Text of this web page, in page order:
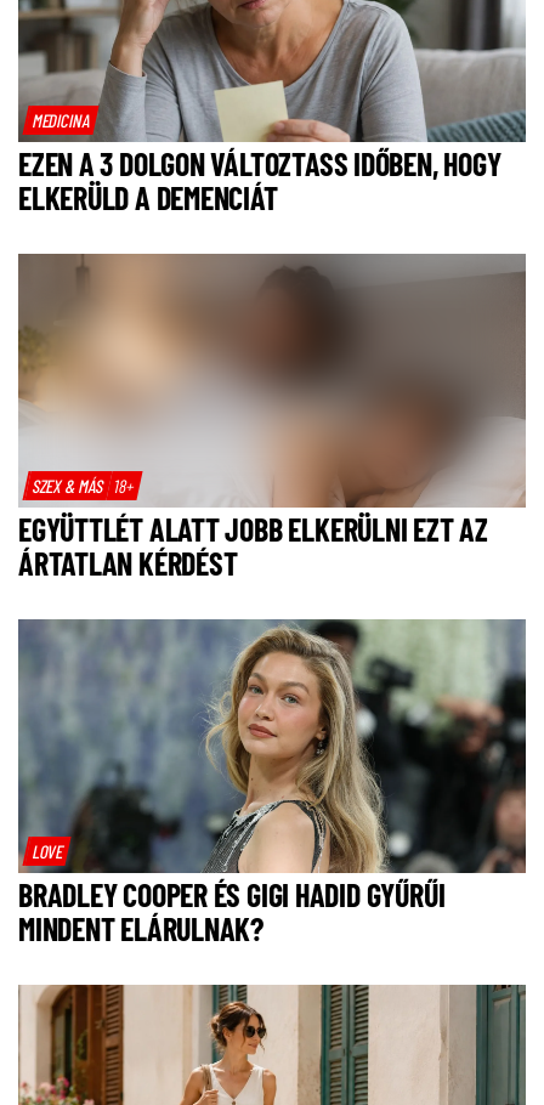
MEDICINA
EZEN A 3 DOLGON VÁLTOZTASS IDŐBEN, HOGY
ELKERÜLD A DEMENCIÁT
SZEX & MÁS 18+
EGYÜTTLÉT ALATT JOBB ELKERÜLNI EZT AZ
ÁRTATLAN KÉRDÉST
LOVE
BRADLEY COOPER ÉS GIGI HADID GYŰRŰI
MINDENT ELÁRULNAK?